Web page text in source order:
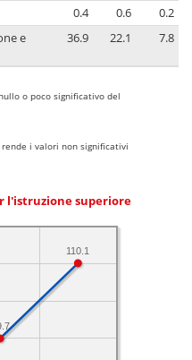
0.4 0.6
0.2
e
36.9 22.1 7.8
o poco significativo del
i valori non significativi
l'istruzione superiore
110.1